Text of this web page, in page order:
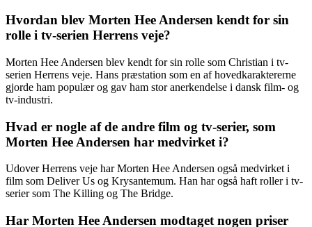
Hvordan blev Morten Hee Andersen kendt for sin
rolle i tv-serien Herrens veje?
Morten Hee Andersen blev kendt for sin rolle som Christian i tv-
serien Herrens veje. Hans præstation som en af hovedkaraktererne
gjorde ham populær og gav ham stor anerkendelse i dansk film- og
tv-industri.
Hvad er nogle af de andre film og tv-serier, som
Morten Hee Andersen har medvirket i?
Udover Herrens veje har Morten Hee Andersen også medvirket i
film som Deliver Us og Krysantemum. Han har også haft roller i tv-
serier som The Killing og The Bridge.
Har Morten Hee Andersen modtaget nogen priser